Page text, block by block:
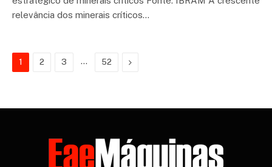
relevância dos minerais críticos…
1 2 3 … 52 Next